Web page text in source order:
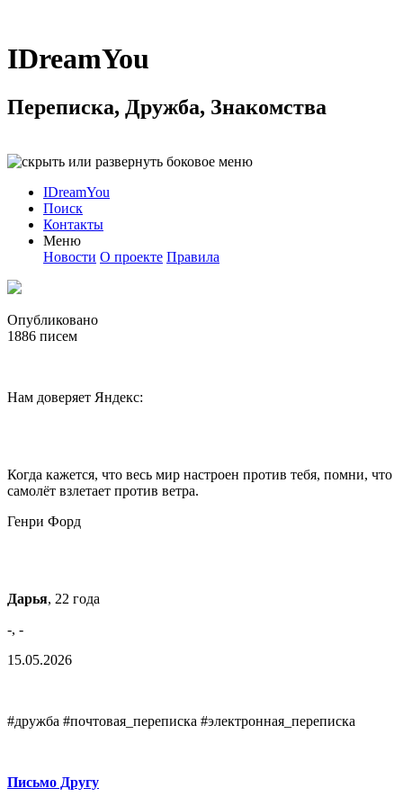
IDreamYou
Переписка, Дружба, Знакомства
IDreamYou
Поиск
Контакты
Меню
Новости О проекте Правила
Опубликовано
1886 писем
Нам доверяет Яндекс:
Когда кажется, что весь мир настроен против тебя, помни, что
самолёт взлетает против ветра.
Генри Форд
Дарья, 22 года
-, -
15.05.2026
#дружба #почтовая_переписка #электронная_переписка
Письмо Другу